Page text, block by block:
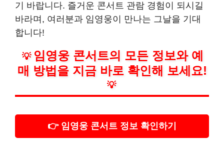
기 바랍니다. 즐거운 콘서트 관람 경험이 되시길
바라며, 여러분과 임영웅이 만나는 그날을 기대
합니다!
💡 임영웅 콘서트의 모든 정보와 예
매 방법을 지금 바로 확인해 보세요!
💡
👉 임영웅 콘서트 정보 확인하기